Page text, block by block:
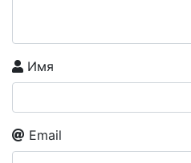
Имя
Email